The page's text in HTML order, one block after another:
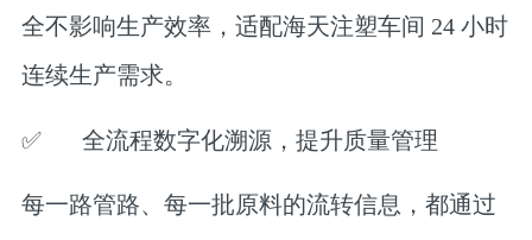
全不影响生产效率，适配海天注塑车间 24 小时
连续生产需求。
✅ 全流程数字化溯源，提升质量管理
每一路管路、每一批原料的流转信息，都通过